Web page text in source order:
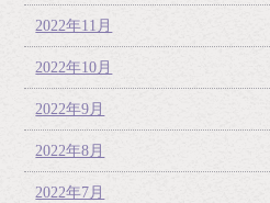
2022年11月
2022年10月
2022年9月
2022年8月
2022年7月